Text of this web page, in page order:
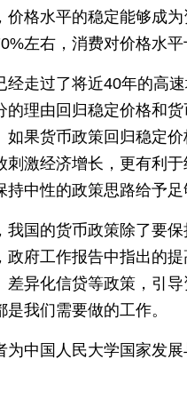
价格水平的稳定能够成
左右，消费对价格水
过了将近40年的高速
的理由回归稳定价格和
如果货币政策回归稳定
刺激经济增长，更有利
持中性的政策思路给予
的货币政策除了要保
政府工作报告中指出的
差异化信贷等政策，引
是我们需要做的工作。
国人民大学国家发展